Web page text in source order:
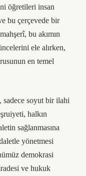
öğretileri insan
bu çerçevede bir
bu akımın
ele alırken,
en temel
sadece soyut bir ilahi
halkın
sağlanmasına
yönetmesi
demokrasi
ve hukuk